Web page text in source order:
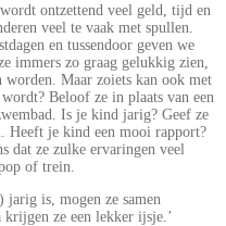
ontzettend veel geld, tijd en
veel te vaak met spullen.
en tussendoor geven we
immers zo graag gelukkig zien,
Maar zoiets kan ook met
Beloof ze in plaats van een
Is je kind jarig? Geef ze
Heeft je kind een mooi rapport?
dat ze zulke ervaringen veel
of trein.
jarig is, mogen ze samen
krijgen ze een lekker ijsje.’